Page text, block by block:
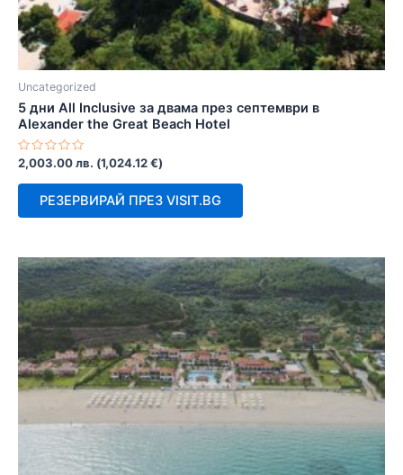
Uncategorized
5 дни All Inclusive за двама през септември в
Alexander the Great Beach Hotel
Оценено
0
2,003.00лв. (1,024.12€)
РЕЗЕРВИРАЙ ПРЕЗ VISIT.BG